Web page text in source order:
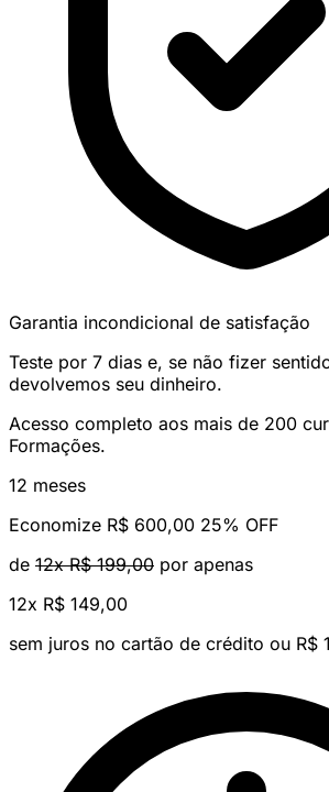
Garantia incondicional de satisfação
Teste por 7 dias e, se não fizer
devolvemos seu dinheiro.
Acesso completo aos mais de 200
Formações.
12 meses
Economize R$ 600,00 25% OFF
de 12x R$ 199,00 por apenas
12x R$ 149,00
sem juros no cartão de crédito ou R$